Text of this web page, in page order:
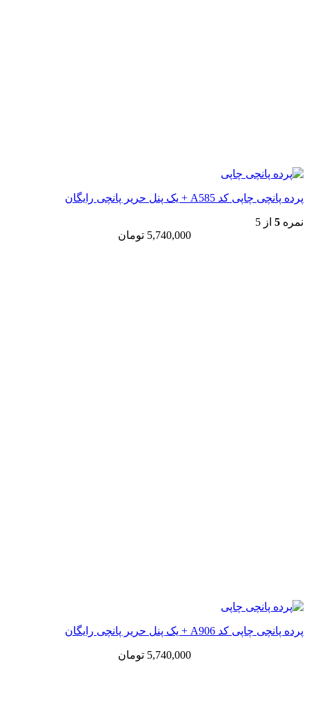
پرده پانچی چاپی کد A585 + یک پنل حریر پانچی رایگان
نمره5 از 5
5,740,000 تومان
پرده پانچی چاپی کد A906 + یک پنل حریر پانچی رایگان
5,740,000 تومان